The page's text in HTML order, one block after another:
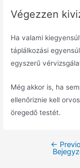
Végezzen
Ha valami
táplálkozási
egyszerű
Még akkor is, ha
ellenőriznie kell
öregedő testét.
Bejegyzés
←